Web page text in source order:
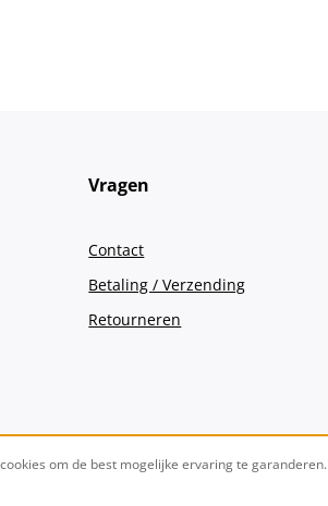
Vragen
Contact
Betaling / Verzending
Retourneren
om de best mogelijke ervaring te garanderen.